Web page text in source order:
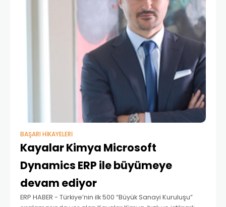
BAŞARI HIKAYELERI
Kayalar Kimya Microsoft
Dynamics ERP ile büyümeye
devam ediyor
ERP HABER - Türkiye’nin ilk 500 “Büyük Sanayi Kuruluşu”